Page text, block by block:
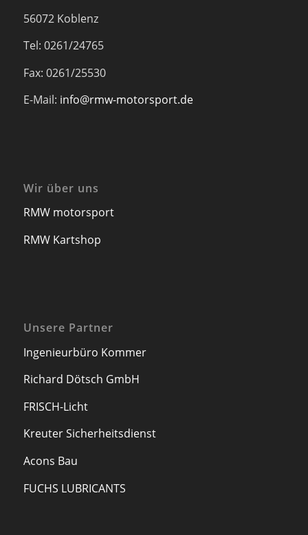
56072 Koblenz
Tel: 0261/24765
Fax: 0261/25530
E-Mail: info@rmw-motorsport.de
Wir über uns
RMW motorsport
RMW Kartshop
Unsere Partner
Ingenieurbüro Kommer
Richard Dötsch GmbH
FRISCH-Licht
Kreuter Sicherheitsdienst
Acons Bau
FUCHS LUBRICANTS